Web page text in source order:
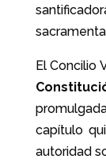
El Concilio
capítulo
autoridad